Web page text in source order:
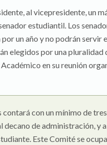
al vicepresidente, un
estudiantil. Los
un año y no podrán servir
elegidos por una pluralidad
en su reunión
con un mínimo de
decano de administración, y
Este Comité se